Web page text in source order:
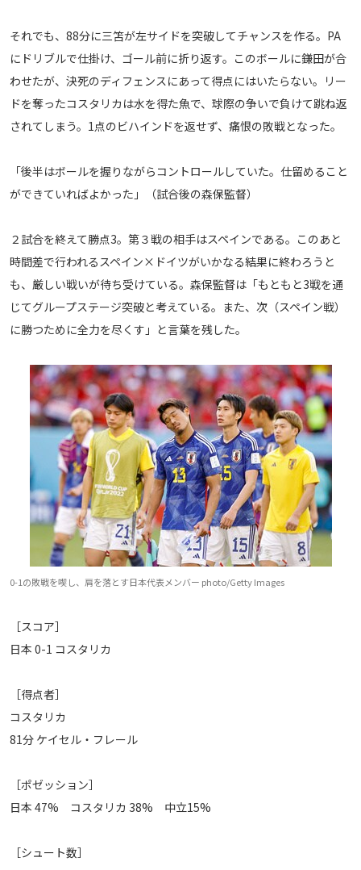
それでも、88分に三笘が左サイドを突破してチャンスを作る。PA
にドリブルで仕掛け、ゴール前に折り返す。このボールに鎌田が合
わせたが、決死のディフェンスにあって得点にはいたらない。リー
ドを奪ったコスタリカは水を得た魚で、球際の争いで負けて跳ね返
されてしまう。1点のビハインドを返せず、痛恨の敗戦となった。
「後半はボールを握りながらコントロールしていた。仕留めること
ができていればよかった」（試合後の森保監督）
２試合を終えて勝点3。第３戦の相手はスペインである。このあと
時間差で行われるスペイン×ドイツがいかなる結果に終わろうと
も、厳しい戦いが待ち受けている。森保監督は「もともと3戦を通
じてグループステージ突破と考えている。また、次（スペイン戦）
に勝つために全力を尽くす」と言葉を残した。
0-1の敗戦を喫し、肩を落とす日本代表メンバー photo/Getty Images
［スコア］
日本 0-1 コスタリカ
［得点者］
コスタリカ
81分 ケイセル・フレール
［ポゼッション］
日本 47% コスタリカ 38% 中立15%
［シュート数］